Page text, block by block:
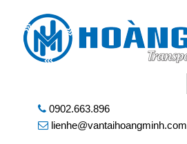
0902.663.896
lienhe@vantaihoangminh.com